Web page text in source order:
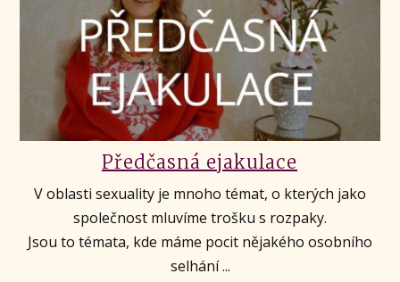
Předčasná ejakulace
V oblasti sexuality je mnoho témat, o kterých jako
společnost mluvíme trošku s rozpaky.
Jsou to témata, kde máme pocit nějakého osobního
selhání ...